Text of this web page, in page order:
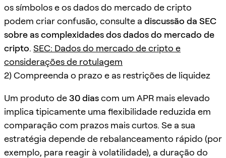
os símbolos e os dados do mercado de cripto
podem criar confusão, consulte a discussão da SEC
sobre as complexidades dos dados do mercado de
cripto. SEC: Dados do mercado de cripto e
considerações de rotulagem
2) Compreenda o prazo e as restrições de liquidez
Um produto de30 diascom um APR mais elevado
implica tipicamente uma flexibilidade reduzida em
comparação com prazos mais curtos. Se a sua
estratégia depende de rebalanceamento rápido (por
exemplo, para reagir à volatilidade), a duração do